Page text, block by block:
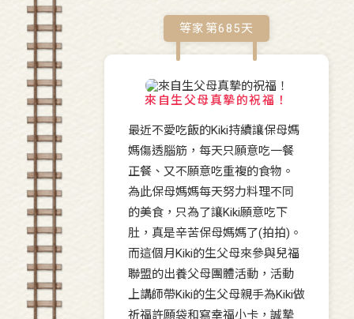
等家第685天
來自生父母真摯的祝福！
最近不愛吃飯的Kiki持續讓保母媽
媽傷透腦筋，每天只願意吃一餐
正餐、又不願意吃重複的食物。
為此保母媽媽每天努力料理不同
的美食，只為了讓Kiki願意吃下
肚，真是辛苦保母媽媽了(拍拍)。
而這個月Kiki的生父母來參與兒福
聯盟的出養父母團體活動，活動
上講師帶Kiki的生父母親手為Kiki做
祈福許願袋和寫幸福小卡，誠摯